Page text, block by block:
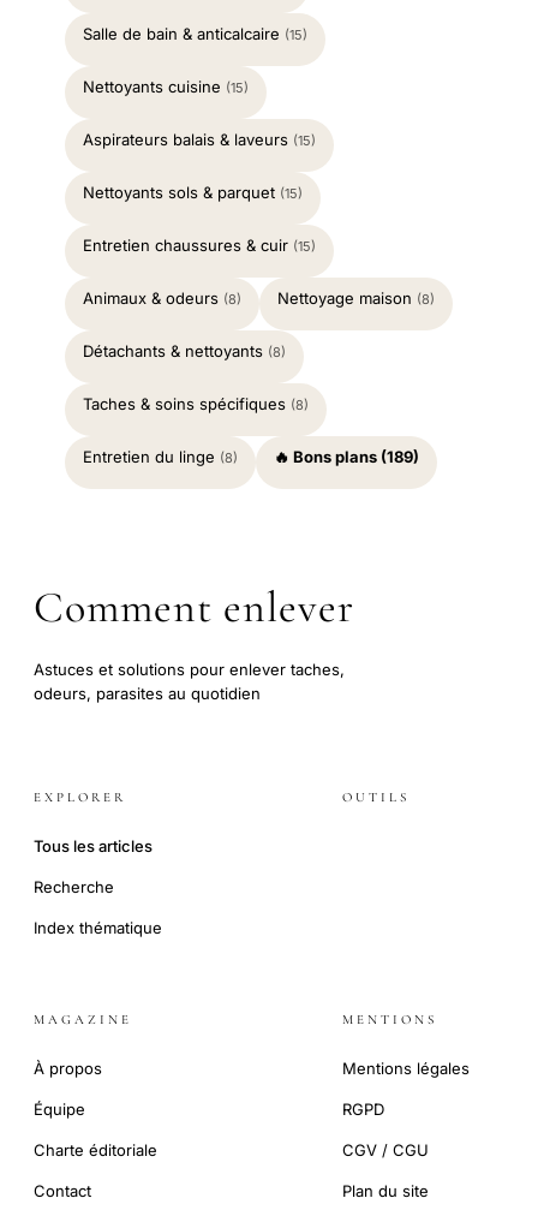
Salle de bain & anticalcaire (15)
Nettoyants cuisine (15)
Aspirateurs balais & laveurs (15)
Nettoyants sols & parquet (15)
Entretien chaussures & cuir (15)
Animaux & odeurs (8) Nettoyage maison (8)
Détachants & nettoyants (8)
Taches & soins spécifiques (8)
Entretien du linge (8) 🔥 Bons plans (189)
Comment enlever
Astuces et solutions pour enlever taches,
odeurs, parasites au quotidien
EXPLORER
Tous les articles
Recherche
Index thématique
OUTILS
MAGAZINE
À propos
Équipe
Charte éditoriale
Contact
MENTIONS
Mentions légales
RGPD
CGV / CGU
Plan du site